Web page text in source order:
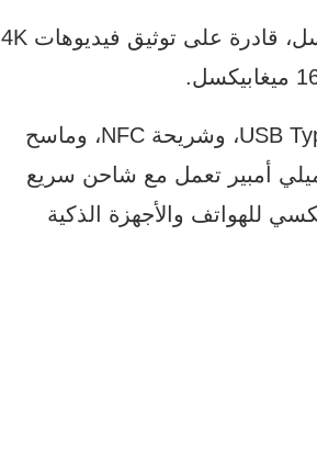
كاميرته الأساسية أتت ثنائية العدسة بدقة (50+8) ميغابيكسل، قادرة على توثيق فيديوهات 4K
زوّد الهاتف أيضا بمنفذين لشرائح الاتصال، ومنفذ USB Type-C 2.0، وشريحة NFC، وماسح
الأصابع مدمج في الشاشة، وبطارية بسعة 6000 ميلي أمبير تعمل مع شاحن سريع
العكسي للهواتف والأجهزة الذكية